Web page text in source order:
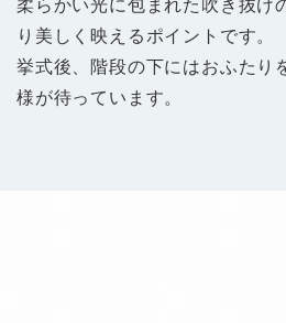
柔らかい光に包まれた吹き抜け
り美しく映えるポイントです。
挙式後、階段の下にはおふたり
様が待っています。